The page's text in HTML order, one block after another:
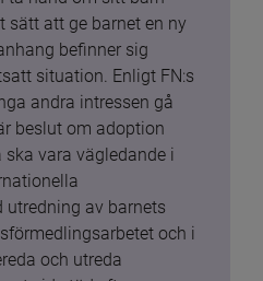
sätt att ge barnet en ny
befinner sig
situation. Enligt FN:s
andra intressen gå
beslut om adoption
vara vägledande i
utredning av barnets
och i
och utreda